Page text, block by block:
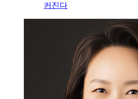
커진다